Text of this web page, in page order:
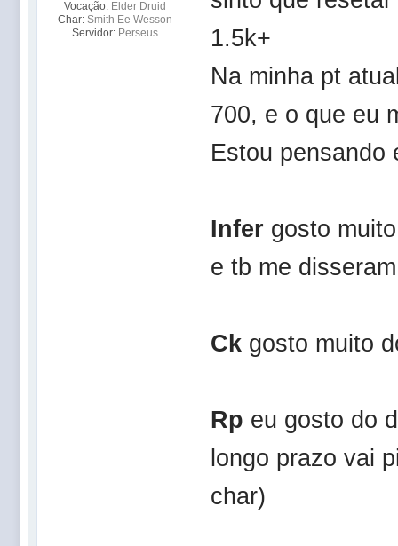
Vocação: Elder Druid
Char: Smith Ee Wesson
Servidor: Perseus
1.5k+
Na minha pt
700, e o que eu
Estou pensando
Infer gosto
e tb me
Ck gosto muito
Rp eu gosto do
longo prazo vai
char)